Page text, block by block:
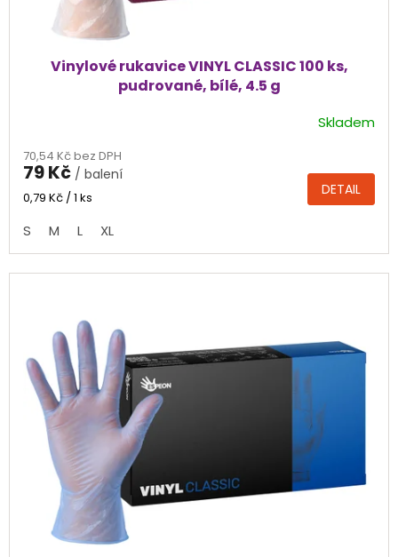
Vinylové rukavice VINYL CLASSIC 100 ks,
pudrované, bílé, 4.5 g
produktu
je
4,6
5
hvězdiček.
Skladem
70,54 Kč bez DPH
79 Kč / balení
Měrná
0,79 Kč / 1 ks DETAIL
S M L XL